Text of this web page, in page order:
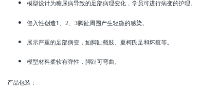
模型设计为糖尿病导致的足部病理变化，学员可进行病变的护理。
侵入性创造1、2、3脚趾周围产生轻微的感染。
展示严重的足部病变，如脚趾截肢、夏柯氏足和坏疽等。
模型材料柔软有弹性，脚趾可弯曲。
产品包装：